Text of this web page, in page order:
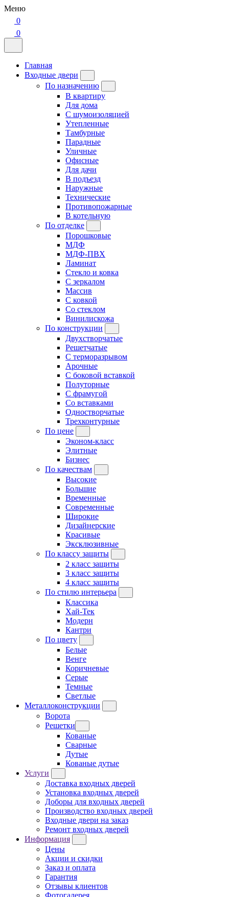
Меню
0
0
Главная
Входные двери
По назначению
В квартиру
Для дома
С шумоизоляцией
Утепленные
Тамбурные
Парадные
Уличные
Офисные
Для дачи
В подъезд
Наружные
Технические
Противопожарные
В котельную
По отделке
Порошковые
МДФ
МДФ-ПВХ
Ламинат
Стекло и ковка
С зеркалом
Массив
С ковкой
Со стеклом
Винилискожа
По конструкции
Двухстворчатые
Решетчатые
С терморазрывом
Арочные
С боковой вставкой
Полуторные
С фрамугой
Cо вставками
Одностворчатые
Трехконтурные
По цене
Эконом-класс
Элитные
Бизнес
По качествам
Высокие
Большие
Временные
Современные
Широкие
Дизайнерские
Красивые
Эксклюзивные
По классу защиты
2 класс защиты
3 класс защиты
4 класс защиты
По стилю интерьера
Классика
Хай-Тек
Модерн
Кантри
По цвету
Белые
Венге
Коричневые
Серые
Темные
Светлые
Металлоконструкции
Ворота
Решетки
Кованые
Сварные
Дутые
Кованые дутые
Услуги
Доставка входных дверей
Установка входных дверей
Доборы для входных дверей
Производство входных дверей
Входные двери на заказ
Ремонт входных дверей
Информация
Цены
Акции и скидки
Заказ и оплата
Гарантия
Отзывы клиентов
Фотогалерея